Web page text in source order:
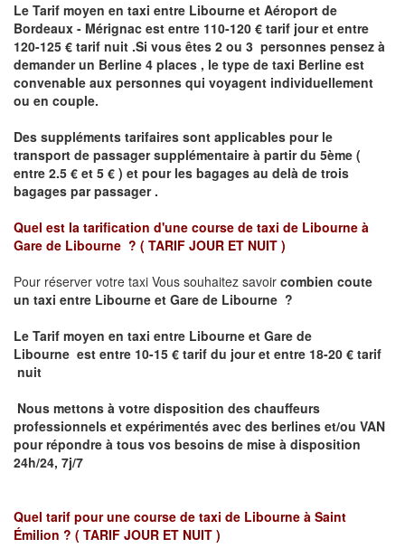
Le Tarif moyen en taxi entre Libourne et Aéroport de
Bordeaux - Mérignac est entre 110-120 € tarif jour et entre
120-125 € tarif nuit .Si vous êtes 2 ou 3 personnes pensez à
demander un Berline 4 places , le type de taxi Berline est
convenable aux personnes qui voyagent individuellement
ou en couple.
Des suppléments tarifaires sont applicables pour le
transport de passager supplémentaire à partir du 5ème (
entre 2.5 € et 5 € ) et pour les bagages au delà de trois
bagages par passager .
Quel est la tarification d'une course de taxi de Libourne à
Gare de Libourne ? ( TARIF JOUR ET NUIT )
Pour réserver votre taxi Vous souhaitez savoir combien coute
un taxi entre Libourne et Gare de Libourne ?
Le Tarif moyen en taxi entre Libourne et Gare de
Libourne est entre 10-15 € tarif du jour et entre 18-20 € tarif
nuit
Nous mettons à votre disposition des chauffeurs
professionnels et expérimentés avec des berlines et/ou VAN
pour répondre à tous vos besoins de mise à disposition
24h/24, 7j/7
Quel tarif pour une course de taxi de Libourne à Saint
Émilion ? ( TARIF JOUR ET NUIT )